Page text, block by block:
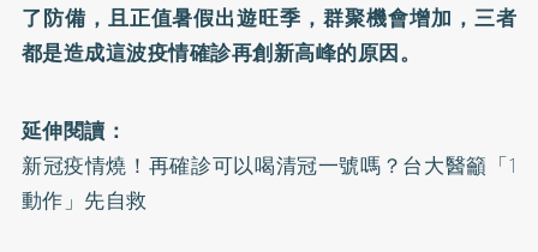
了防備，且正值暑假出遊旺季，群聚機會增加，三者
都是造成這波疫情確診再創新高峰的原因。
延伸閱讀：
新冠疫情燒！再確診可以喝清冠一號嗎？台大醫籲「1
動作」先自救